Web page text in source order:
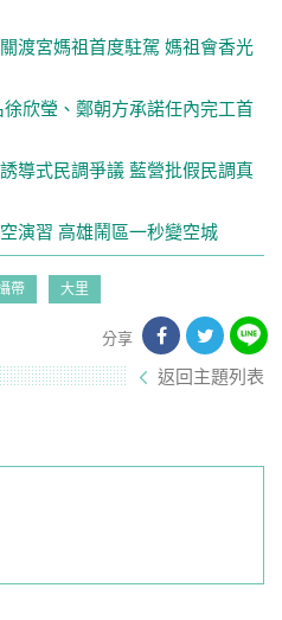
渡宮媽祖首度駐駕 媽祖會香光
欣瑩、鄭朝方承諾任內完工首
導式民調爭議 藍營批假民調真
演習 高雄鬧區一秒變空城
帶 大里
分享
返回主題列表